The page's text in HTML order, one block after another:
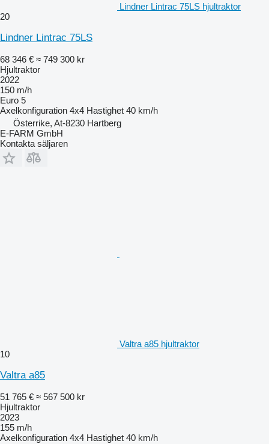
Lindner Lintrac 75LS hjultraktor
20
Lindner Lintrac 75LS
68 346 € ≈ 749 300 kr
Hjultraktor
2022
150 m/h
Euro 5
Axelkonfiguration 4x4 Hastighet 40 km/h
Österrike, At-8230 Hartberg
E-FARM GmbH
Kontakta säljaren
Valtra a85 hjultraktor
10
Valtra a85
51 765 € ≈ 567 500 kr
Hjultraktor
2023
155 m/h
Axelkonfiguration 4x4 Hastighet 40 km/h